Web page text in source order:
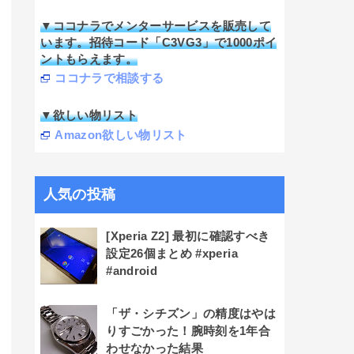
▼ココナラでメンターサービスを販売して
います。招待コード「C3VG3」で1000ポイ
ントもらえます。
ココナラで相談する
▼欲しい物リスト
Amazon欲しい物リスト
人気の投稿
[Xperia Z2] 最初に確認すべき
設定26個まとめ #xperia
#android
「ザ・シチズン」の精度はやは
りすごかった！腕時刻を1年合
わせなかった結果